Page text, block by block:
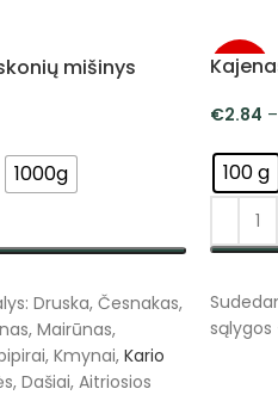
mišinys
1000g
Druska, Česnakas,
Mairūnas,
Kmynai, Kario
Dašiai, Aitriosios
-5%
€2.84 –
100 g
sąlygos